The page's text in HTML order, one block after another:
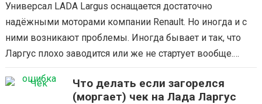
Универсал LADA Largus оснащается достаточно
надёжными моторами компании Renault. Но иногда и с
ними возникают проблемы. Иногда бывает и так, что
Ларгус плохо заводится или же не стартует вообще.
Что делать если загорелся
(моргает) чек на Лада Ларгус